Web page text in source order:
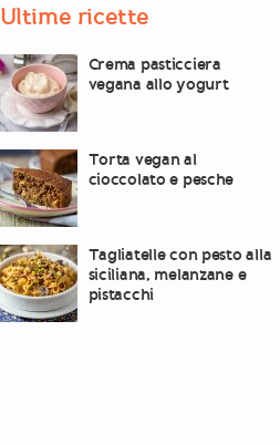
Ultime ricette
Crema pasticciera
vegana allo yogurt
Torta vegan al
cioccolato e pesche
Tagliatelle con pesto alla
siciliana, melanzane e
pistacchi